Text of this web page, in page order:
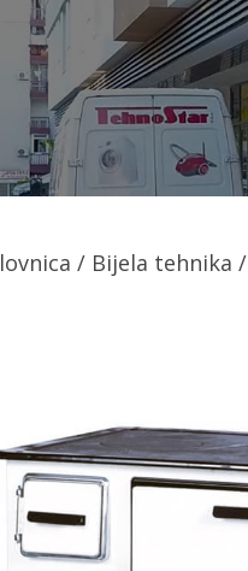
/ Bijela tehnika /